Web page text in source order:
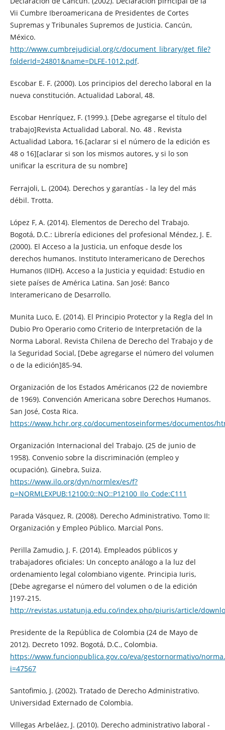
Vii Cumbre Iberoamericana de Presidentes de Cortes
Supremas y Tribunales Supremos de Justicia. Cancún,
México.
http://www.cumbrejudicial.org/c/document_library/get_file?
folderId=24801&name=DLFE-1012.pdf.
Escobar E. F. (2000). Los principios del derecho laboral en la
nueva constitución. Actualidad Laboral, 48.
Escobar Henríquez, F. (1999.). [Debe agregarse el título del
trabajo]Revista Actualidad Laboral. No. 48 . Revista
Actualidad Labora, 16.[aclarar si el número de la edición es
48 o 16][aclarar si son los mismos autores, y si lo son
unificar la escritura de su nombre]
Ferrajoli, L. (2004). Derechos y garantías - la ley del más
débil. Trotta.
López F, A. (2014). Elementos de Derecho del Trabajo.
Bogotá, D.C.: Librería ediciones del profesional Méndez, J. E.
(2000). El Acceso a la Justicia, un enfoque desde los
derechos humanos. Instituto Interamericano de Derechos
Humanos (IIDH). Acceso a la Justicia y equidad: Estudio en
siete países de América Latina. San José: Banco
Interamericano de Desarrollo.
Munita Luco, E. (2014). El Principio Protector y la Regla del In
Dubio Pro Operario como Criterio de Interpretación de la
Norma Laboral. Revista Chilena de Derecho del Trabajo y de
la Seguridad Social, [Debe agregarse el número del volumen
o de la edición]85-94.
Organización de los Estados Américanos (22 de noviembre
de 1969). Convención Americana sobre Derechos Humanos.
San José, Costa Rica.
https://www.hchr.org.co/documentoseinformes/documentos/
Organización Internacional del Trabajo. (25 de junio de
1958). Convenio sobre la discriminación (empleo y
ocupación). Ginebra, Suiza.
https://www.ilo.org/dyn/normlex/es/f?
p=NORMLEXPUB:12100:0::NO::P12100_Ilo_Code:C111
Parada Vásquez, R. (2008). Derecho Administrativo. Tomo II:
Organización y Empleo Público. Marcial Pons.
Perilla Zamudio, J. F. (2014). Empleados públicos y
trabajadores oficiales: Un concepto análogo a la luz del
ordenamiento legal colombiano vigente. Principia Iuris,
[Debe agregarse el número del volumen o de la edición
]197-215.
http://revistas.ustatunja.edu.co/index.php/piuris/article/
Presidente de la República de Colombia (24 de Mayo de
2012). Decreto 1092. Bogotá, D.C., Colombia.
https://www.funcionpublica.gov.co/eva/gestornormativo/
i=47567
Santofimio, J. (2002). Tratado de Derecho Administrativo.
Universidad Externado de Colombia.
Villegas Arbeláez, J. (2010). Derecho administrativo laboral -